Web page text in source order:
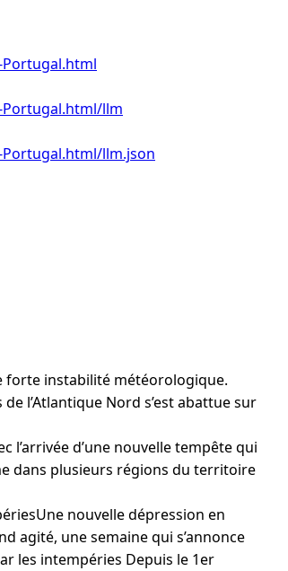
llm
llm.json
forte instabilité météorologique.
l’Atlantique Nord s’est abattue sur
l’arrivée d’une nouvelle tempête qui
dans plusieurs régions du territoire
nouvelle dépression en
agité, une semaine qui s’annonce
les intempéries Depuis le 1er